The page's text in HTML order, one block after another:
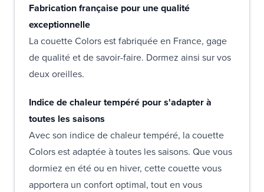
Fabrication française pour une qualité
exceptionnelle
La couette Colors est fabriquée en France, gage
de qualité et de savoir-faire. Dormez ainsi sur vos
deux oreilles.
Indice de chaleur tempéré pour s'adapter à
toutes les saisons
Avec son indice de chaleur tempéré, la couette
Colors est adaptée à toutes les saisons. Que vous
dormiez en été ou en hiver, cette couette vous
apportera un confort optimal, tout en vous